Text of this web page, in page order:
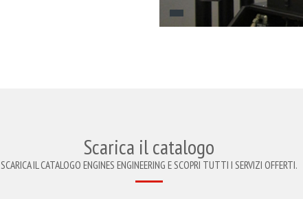
Scarica il catalogo
SCARICA IL CATALOGO ENGINES ENGINEERING E SCOPRI TUTTI I SERVIZI OFFERTI.